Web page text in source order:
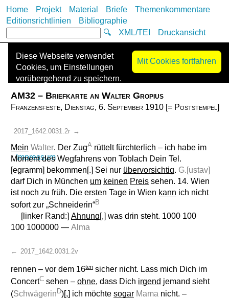
Home Projekt Material Briefe
Themenkommentare
Editionsrichtlinien
Bibliographie
🔍
XML/TEI Druckansicht
Diese Webseite verwendet
Cookies, um Einstellungen
vorübergehend zu speichern.
Nachverfolgung („Tracking-
Cookies“) eingesetzt oder
geteilt. Die Kontaktdaten des
Anbieters finden Sie im
Impressum.
Mit Cookies fortfahren
AM32 – Briefkarte an Walter Gropius
Franzensfeste, Dienstag, 6. September 1910 [= Poststempel]
2017_1642.0031.2r →
Mein Walter. Der ZugA rütteltfürchterlich – ich habe im
Moment des Wegfahrens von Toblach Dein Tel.
[egramm] bekommen[.] Sei nur übervorsichtig. G.[ustav]
darfDich in München um keinen Preis sehen. 14. Wien
ist noch zu früh. Die ersten Tage in Wien kann ich nicht
sofort zur „Schneiderin“B
[linker Rand:] Ahnung[,] was drin steht. 1000 100
100 1000000 — Alma
← 2017_1642.0031.2v
rennen – vor dem 16ten sicher nicht. Lass mich Dich im
ConcertC sehen – ohne, dass Dich irgend jemand sieht
(Schwägerin D)[,] ich möchte sogar Mama nicht. –